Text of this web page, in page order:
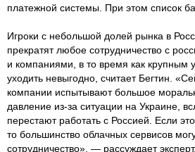
платежной системы. При этом список
Игроки с небольшой долей рынка в
прекратят любое сотрудничество с
и компаниями, в то время как крупным
уходить невыгодно, считает Бегтин.
компании испытывают большое
давление из-за ситуации на Украине,
перестают работать с Россией. Если
то большинство облачных сервисов
сотрудничество», — рассуждает